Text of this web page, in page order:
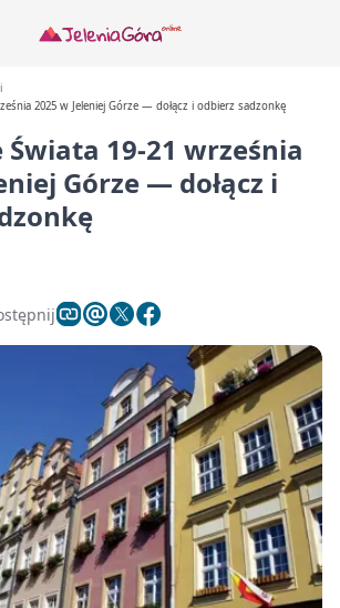
2025 w Jeleniej Górze — dołącz i odbierz sadzonkę
19-21 września
Górze — dołącz i